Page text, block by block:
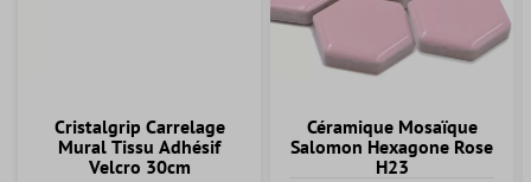
Cristalgrip Carrelage
Mural Tissu Adhésif
Velcro 30cm
Céramique Mosaïque
Salomon Hexagone Rose
H23